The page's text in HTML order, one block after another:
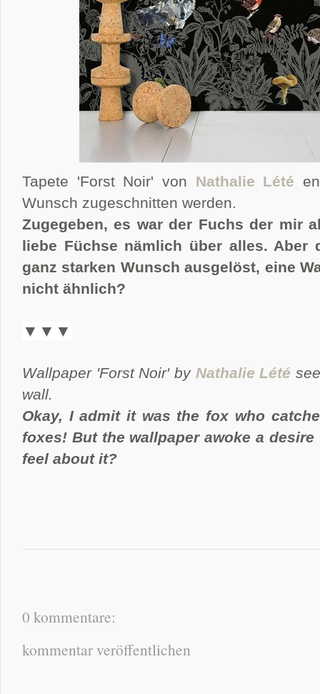
Tapete 'Forst Noir' von Nathalie Lété
Wunsch zugeschnitten werden.
Zugegeben, es war der Fuchs der mir
liebe Füchse nämlich über alles. Aber
ganz starken Wunsch ausgelöst, eine
nicht ähnlich?
▼▼▼
Wallpaper 'Forst Noir' by Nathalie Lété
wall.
Okay, I admit it was the fox who
foxes! But the wallpaper awoke a
feel about it?
0 kommentare:
kommentar veröffentlichen